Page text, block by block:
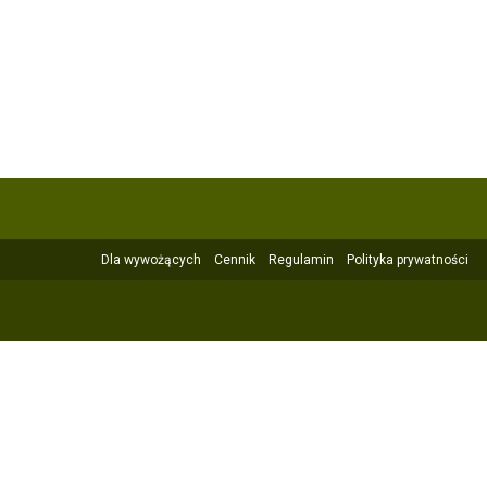
Dla wywożących Cennik Regulamin Polityka prywatności